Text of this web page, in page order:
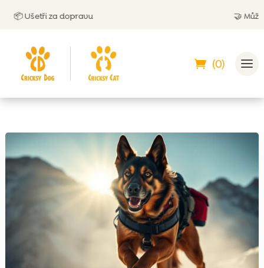
Ušetři za dopravu Můžeš
(0)